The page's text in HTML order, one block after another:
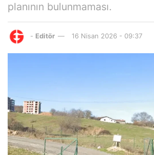
planının bulunmaması.
- Editör 16 Nisan 2026 - 09:37